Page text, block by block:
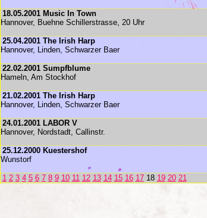
18.05.2001 Music In Town
Hannover, Buehne Schillerstrasse, 20 Uhr
25.04.2001 The Irish Harp
Hannover, Linden, Schwarzer Baer
22.02.2001 Sumpfblume
Hameln, Am Stockhof
21.02.2001 The Irish Harp
Hannover, Linden, Schwarzer Baer
24.01.2001 LABOR V
Hannover, Nordstadt, Callinstr.
25.12.2000 Kuestershof
Wunstorf
1 2 3 4 5 6 7 8 9 10 11 12 13 14 15 16 1718 19 20 21